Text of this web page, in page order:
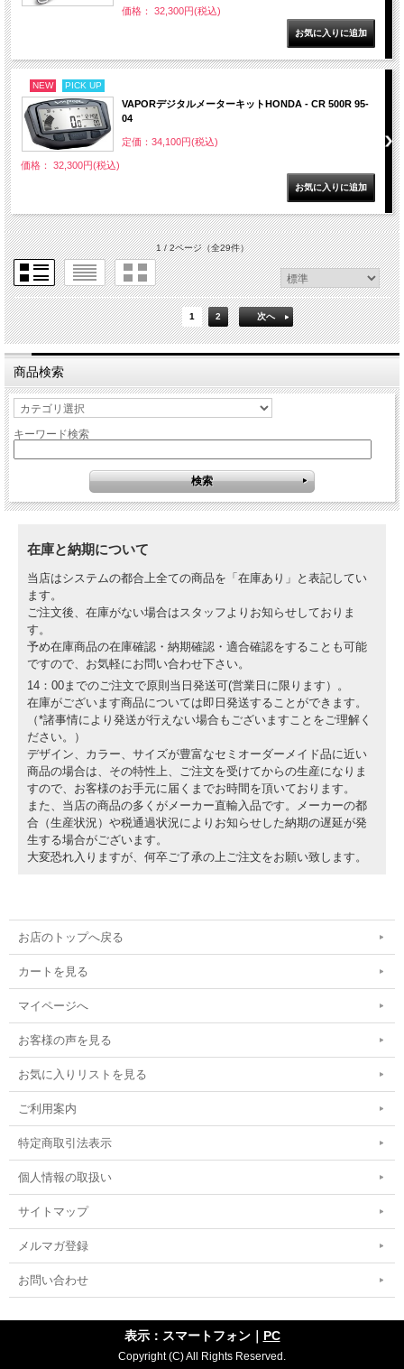
価格： 32,300円(税込)
NEW PICK UP
VAPORデジタルメーターキットHONDA - CR 500R 95-
04
定価：34,100円(税込)
価格： 32,300円(税込)
1 / 2ページ（全29件）
1 2 次へ
商品検索
キーワード検索
在庫と納期について
当店はシステムの都合上全ての商品を「在庫あり」と表記してい
ます。
ご注文後、在庫がない場合はスタッフよりお知らせしておりま
す。
予め在庫商品の在庫確認・納期確認・適合確認をすることも可能
ですので、お気軽にお問い合わせ下さい。
14：00までのご注文で原則当日発送可(営業日に限ります）。
在庫がございます商品については即日発送することができます。
（*諸事情により発送が行えない場合もございますことをご理解く
ださい。）
デザイン、カラー、サイズが豊富なセミオーダーメイド品に近い
商品の場合は、その特性上、ご注文を受けてからの生産になりま
すので、お客様のお手元に届くまでお時間を頂いております。
また、当店の商品の多くがメーカー直輸入品です。メーカーの都
合（生産状況）や税通過状況によりお知らせした納期の遅延が発
生する場合がございます。
大変恐れ入りますが、何卒ご了承の上ご注文をお願い致します。
お店のトップへ戻る
カートを見る
マイページへ
お客様の声を見る
お気に入りリストを見る
ご利用案内
特定商取引法表示
個人情報の取扱い
サイトマップ
メルマガ登録
お問い合わせ
表示：スマートフォン｜ PC
Copyright (C) All Rights Reserved.